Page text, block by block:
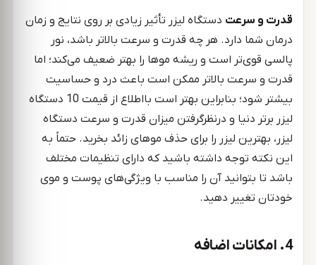
قدرت و سرعت دستگاه لیزر تأثیر زیادی بر روی نتایج و زمان
درمان شما دارد. هر چه قدرت و سرعت بالاتر باشد، نور
پالسی قوی‌تر است و ریشه موها را بهتر ضعیف می‌کند؛ اما
قدرت و سرعت بالاتر ممکن است باعث درد و حساسیت
بیشتر شود؛ بنابراین بهتر است بااطلاع از قیمت 10 دستگاه
لیزر برتر دنیا و درنظرگرفتن میزان قدرت و سرعت دستگاه
لیزر، بهترین لیزر را برای حذف موهای زائد بخرید. حتماً به
این نکته توجه داشته باشید که دارای تنظیمات مختلف
باشد تا بتوانید آن را مناسب با ویژگی‌های پوست و موی
خودتان تغییر دهید.
4. امکانات اضافه